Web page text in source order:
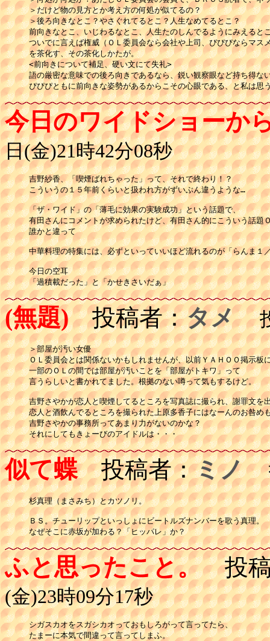
＞だけど物の見方とか考え方の何処が似てるの？
＞後ろ向きなとこ？やさぐれてるとこ？人生なめてるとこ？
前向きなとこ、いじわるなとこ、人生たのしんでるようにみえると
ついでに言えば権威（ＯＬ委員会なら会社や上司、ぴぴぴならマス
を茶化す、その茶化しかたが。
<前向きについて補足、硬い文にて失礼>
語の厳密な意味での後ろ向きであるなら、鋭い観察眼など持ち得な
ぴぴぴともに前向きな姿勢があるからこその心眼である、と私は思
今日のワイドショーか
日(金)21時42分08秒
吉野紗香、「喫煙ばれちゃった」って、それで終わり！？
こういうの１５年前くらいと扱われ方がずいぶん違うような…
「ザ・ワイド」の「薄毛に効果の実験成功」という話題で、
有田さんにコメントが求められたけど、有田さん的にこういう話題
誰かと違って
中華料理の特集には、必ずといっていいほど流れるのが「らんま１
今日の空耳
「過積載だった」と「かせきさいだぁ」
(無題)投稿者：タメ 投
＞部屋が汚い女優
ＯＬ委員会とは関係ないかもしれませんが、以前ＹＡＨＯＯ掲示板
一部のＯＬの間では部屋が汚いことを「部屋がトキワ」って
言うらしいと書かれてました。根拠のない噂って気もするけど。
吉野さやかが恋人と喫煙してるところを写真誌に撮られ、謝罪文を
恋人と酒飲んでるところを撮られた上原多香子にはなーんのお咎め
吉野さやかの事務所ってあまり力がないのかな？
それにしてもきょーびのアイドルは・・・
似て蝶投稿者：ミノ
杉真理（まさみち）とカツノリ。
ＢＳ。チューリップといっしょにビートルズナンバーを歌う真理。
なぜそこに赤坂が加わる？「ヒッパレ」か？
ふと思ったこと。投稿
(金)23時09分17秒
シガスカオをスガシカオっておもしろがって言ってたら、
たまーに本気で間違って言ってしまふ。